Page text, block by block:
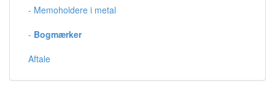
- Memoholdere i metal
- Bogmærker
Aftale